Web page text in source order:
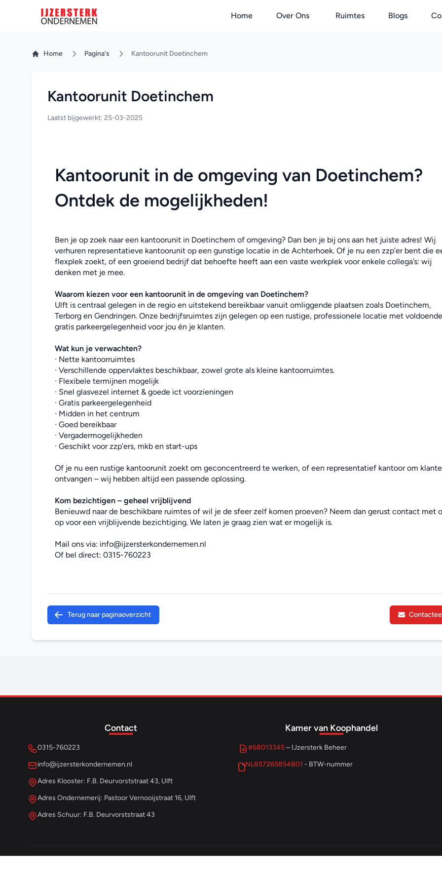
Home Over Ons Ruimtes Blogs
Home Pagina's Kantoorunit Doetinchem
Kantoorunit Doetinchem
Laatst bijgewerkt: 25-03-2025
Kantoorunit in de omgeving van Doetinchem?
Ontdek de mogelijkheden!
Ben je op zoek naar een kantoorunit in Doetinchem of omgeving? Dan ben je bij ons aan het juiste adres! Wij
verhuren representatieve kantoorunit op een gunstige locatie in de Achterhoek. Of je nu een zzp’er bent die
flexplek zoekt, of een groeiend bedrijf dat behoefte heeft aan een vaste werkplek voor enkele collega’s: wij
denken met je mee.
Waarom kiezen voor een kantoorunit in de omgeving van Doetinchem?
Ulft is centraal gelegen in de regio en uitstekend bereikbaar vanuit omliggende plaatsen zoals Doetinchem,
Terborg en Gendringen. Onze bedrijfsruimtes zijn gelegen op een rustige, professionele locatie met voldoende
gratis parkeergelegenheid voor jou én je klanten.
Wat kun je verwachten?
· Nette kantoorruimtes
· Verschillende oppervlaktes beschikbaar, zowel grote als kleine kantoorruimtes.
· Flexibele termijnen mogelijk
· Snel glasvezel internet & goede ict voorzieningen
· Gratis parkeergelegenheid
· Midden in het centrum
· Goed bereikbaar
· Vergadermogelijkheden
· Geschikt voor zzp’ers, mkb en start-ups
Of je nu een rustige kantoorunit zoekt om geconcentreerd te werken, of een representatief kantoor om
ontvangen – wij hebben altijd een passende oplossing.
Kom bezichtigen – geheel vrijblijvend
Benieuwd naar de beschikbare ruimtes of wil je de sfeer zelf komen proeven? Neem dan gerust contact met
op voor een vrijblijvende bezichtiging. We laten je graag zien wat er mogelijk is.
Mail ons via: info@ijzersterkondernemen.nl
Of bel direct: 0315-760223
Terug naar paginaoverzicht
Contact
0315-760223
info@ijzersterkondernemen.nl
Adres Klooster: F.B. Deurvorststraat 43, Ulft
Adres Ondernemerij: Pastoor Vernooijstraat 16, Ulft
Adres Schuur: F.B. Deurvorststraat 43
Kamer van Koophandel
#68013345– IJzersterk Beheer
NL857265854B01 - BTW-nummer